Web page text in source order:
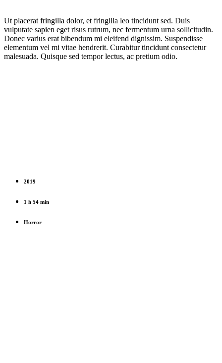
Ut placerat fringilla dolor, et fringilla leo tincidunt sed. Duis
vulputate sapien eget risus rutrum, nec fermentum urna sollicitudin.
Donec varius erat bibendum mi eleifend dignissim. Suspendisse
elementum vel mi vitae hendrerit. Curabitur tincidunt consectetur
malesuada. Quisque sed tempor lectus, ac pretium odio.
2019
1 h 54 min
Horror